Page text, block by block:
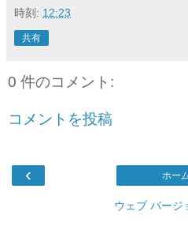
時刻: 12:23
共有
0 件のコメント:
コメントを投稿
‹ ホー
ウェブ バージ